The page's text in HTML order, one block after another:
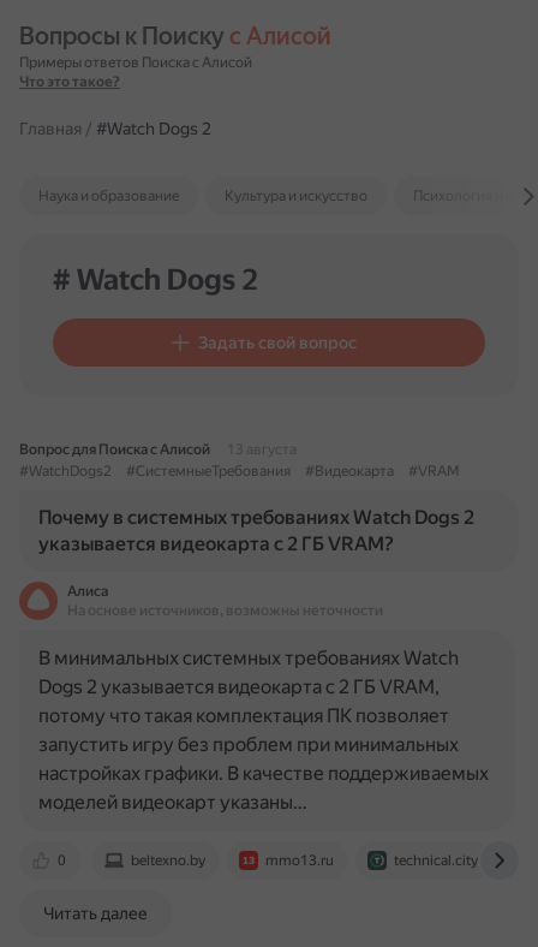
Вопросы к Поиску с Алисой
Примеры ответов Поиска с Алисой
Что это такое?
Главная / #Watch Dogs 2
Наука и образование Культура и искусство Психология и
# Watch Dogs 2
Задать свой вопрос
Вопрос для Поиска с Алисой
13 августа
#WatchDogs2
#СистемныеТребования #Видеокарта #VRAM
Почему в системных требованиях Watch Dogs 2
указывается видеокарта с 2 ГБ VRAM?
Алиса
На основе источников, возможны неточности
0 beltexno.by mmo13.ru technical.city
В минимальных системных требованиях Watch
Dogs 2 указывается видеокарта с 2 ГБ VRAM,
потому что такая комплектация ПК позволяет
запустить игру без проблем при минимальных
настройках графики. В качестве поддерживаемых
моделей видеокарт указаны…
Читать далее